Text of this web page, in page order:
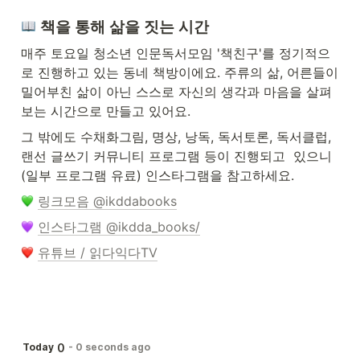
책을 통해 삶을 짓는 시간
매주 토요일 청소년 인문독서모임 '책친구'를 정기적으
로 진행하고 있는 동네 책방이에요. 주류의 삶, 어른들이
밀어부친 삶이 아닌 스스로 자신의 생각과 마음을 살펴
보는 시간으로 만들고 있어요.
그 밖에도 수채화그림, 명상, 낭독, 독서토론, 독서클럽,
랜선 글쓰기 커뮤니티 프로그램 등이 진행되고  있으니
(일부 프로그램 유료) 인스타그램을 참고하세요.
링크모음 @ikddabooks
인스타그램 @ikdda_books/
유튜브 / 읽다익다TV
Today 0 - 0 seconds ago